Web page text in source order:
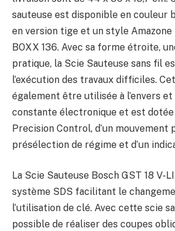
sauteuse est disponible en couleur
en version tige et un style Amazone
BOXX 136. Avec sa forme étroite,
pratique, la Scie Sauteuse sans fil
l’exécution des travaux difficiles.
également être utilisée à l’envers et
constante électronique et est
Precision Control, d’un mouvement
présélection de régime et d’un
La Scie Sauteuse Bosch GST 18 V-
système SDS facilitant le
l’utilisation de clé. Avec cette scie
possible de réaliser des coupes